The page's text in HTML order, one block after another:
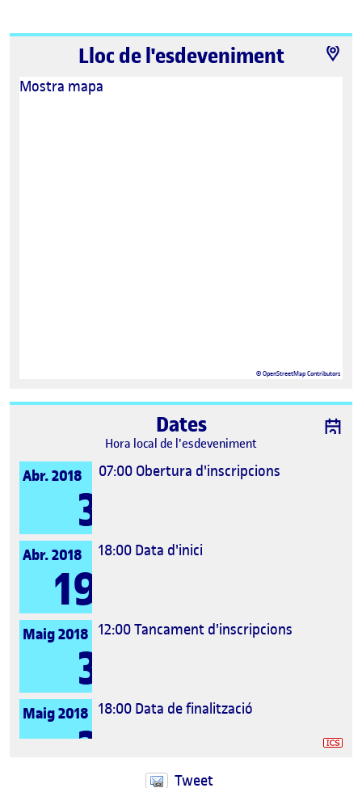
Lloc de l'esdeveniment
Mostra mapa
©OpenStreetMapContributors
Dates
Hora local de l'esdeveniment
Abr. 2018
3
07:00 Obertura d'inscripcions
Abr. 2018
19
18:00 Data d'inici
Maig 2018
3
12:00Tancament d'inscripcions
Maig 2018
3
18:00 Data de finalització
Tweet